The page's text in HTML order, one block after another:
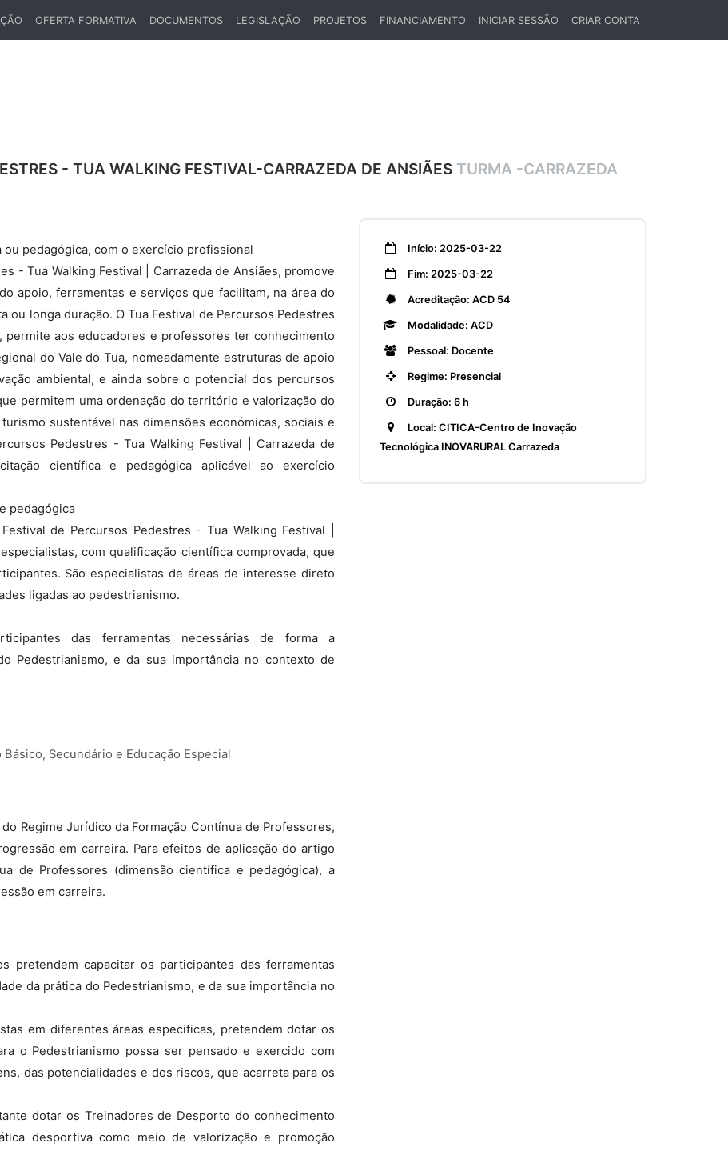
OFERTA FORMATIVA DOCUMENTOS LEGISLAÇÃO PROJETOS FINANCIAMENTO INICIAR SESSÃO CRIAR CONTA
- TUA WALKING FESTIVAL-CARRAZEDA DE ANSIÃES TURMA -CARRAZEDA
pedagógica, com o exercício profissional
- Tua Walking Festival | Carrazeda de Ansiães, promove
apoio, ferramentas e serviços que facilitam, na área do
ou longa duração. O Tua Festival de Percursos Pedestres
permite aos educadores e professores ter conhecimento
do Vale do Tua, nomeadamente estruturas de apoio
ambiental, e ainda sobre o potencial dos percursos
permitem uma ordenação do território e valorização do
sustentável nas dimensões económicas, sociais e
Pedestres - Tua Walking Festival | Carrazeda de
científica e pedagógica aplicável ao exercício
pedagógica
de Percursos Pedestres - Tua Walking Festival |
com qualificação científica comprovada, que
São especialistas de áreas de interesse direto
ligadas ao pedestrianismo.
das ferramentas necessárias de forma a
Pedestrianismo, e da sua importância no contexto de
Secundário e Educação Especial
Regime Jurídico da Formação Contínua de Professores,
em carreira. Para efeitos de aplicação do artigo
de Professores (dimensão científica e pedagógica), a
em carreira.
pretendem capacitar os participantes das ferramentas
da prática do Pedestrianismo, e da sua importância no
em diferentes áreas especificas, pretendem dotar os
o Pedestrianismo possa ser pensado e exercido com
das potencialidades e dos riscos, que acarreta para os
dotar os Treinadores de Desporto do conhecimento
desportiva como meio de valorização e promoção
Início: 2025-03-22
Fim: 2025-03-22
Acreditação: ACD 54
Modalidade: ACD
Pessoal: Docente
Regime: Presencial
Duração: 6 h
Local: CITICA-Centro de Inovação
Tecnológica INOVARURAL Carrazeda